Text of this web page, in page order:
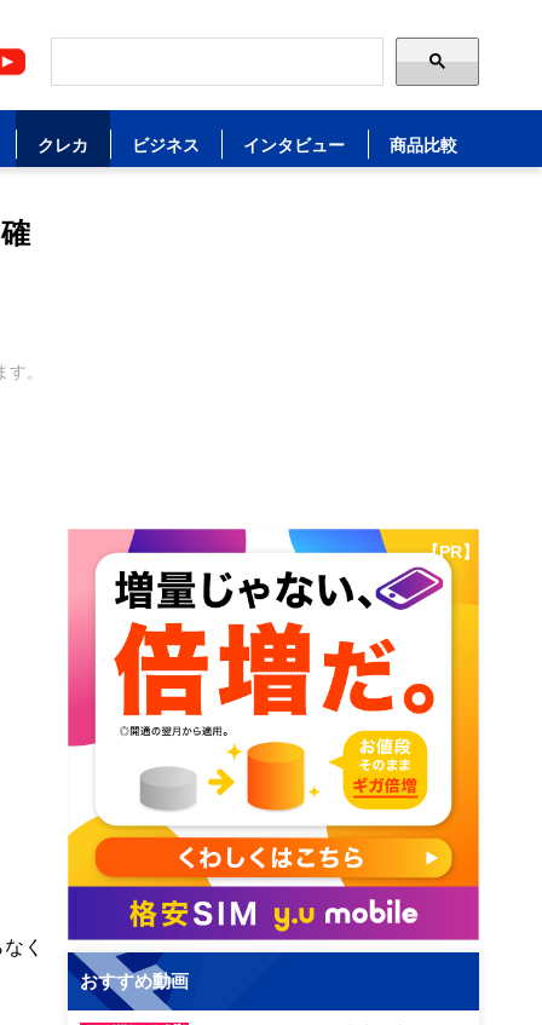
クレカ ビジネス インタビュー 商品比較
す。
く
【PR】
おすすめ動画